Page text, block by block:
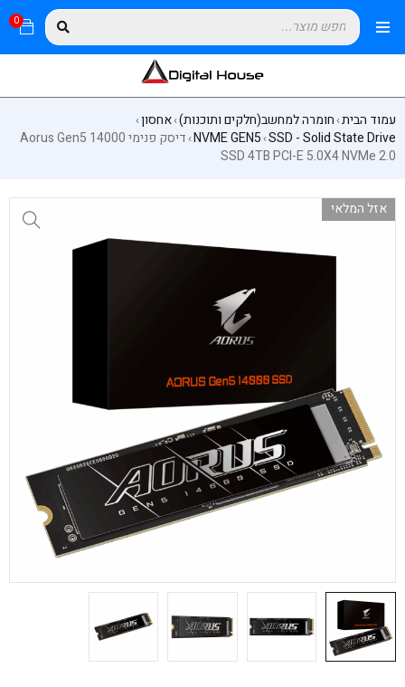
0
עמוד הבית›חומרה למחשב(חלקים ותוכנות)›אחסון›
SSD - Solid State Drive
›
NVME GEN5
›
דיסק פנימי Aorus Gen5 14000
SSD 4TB PCI-E 5.0X4 NVMe 2.0
אזל המלאי